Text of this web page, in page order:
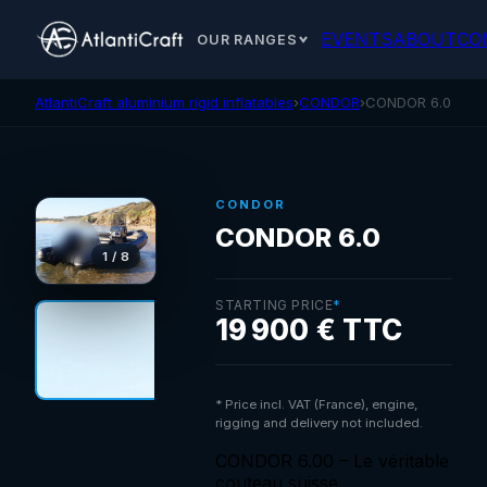
OUR RANGES EVENTSABOUT
AtlantiCraft aluminium rigid inflatables›CONDOR›CONDOR 6.0
1 / 8
CONDOR
CONDOR 6.0
STARTING PRICE*
19 900 € TTC
* Price incl. VAT (France), engine,
rigging and delivery not included.
CONDOR 6.00 – Le véritable
couteau suisse.